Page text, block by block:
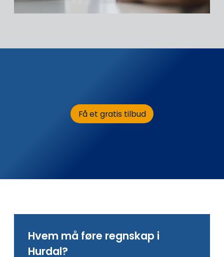
Få et gratis tilbud
Hvem må føre regnskap i
Hurdal?